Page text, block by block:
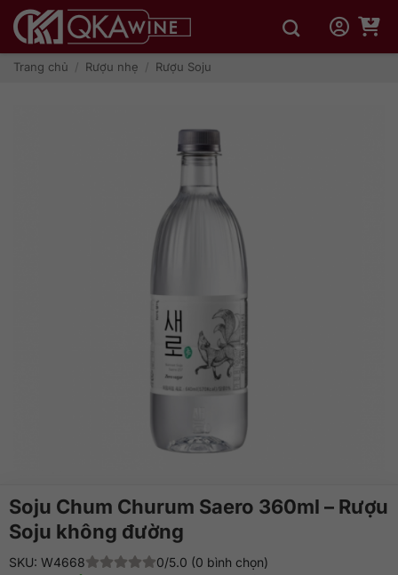
qua
dungTrang chủ / Rượu nhẹ / Rượu Soju
Soju Chum Churum Saero 360ml – Rượu
Soju không đường
SKU: W4668
0/5.0 (0 bình chọn)